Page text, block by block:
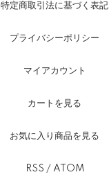
特定商取引法に基づく表記
プライバシーポリシー
マイアカウント
カートを見る
お気に入り商品を見る
RSS / ATOM